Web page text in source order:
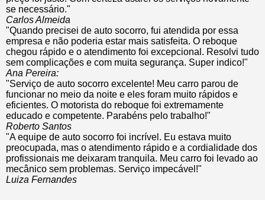
se necessário."
Carlos Almeida
"Quando precisei de auto socorro, fui atendida por essa
empresa e não poderia estar mais satisfeita. O reboque
chegou rápido e o atendimento foi excepcional. Resolvi tudo
sem complicações e com muita segurança. Super indico!"
Ana Pereira:
"Serviço de auto socorro excelente! Meu carro parou de
funcionar no meio da noite e eles foram muito rápidos e
eficientes. O motorista do reboque foi extremamente
educado e competente. Parabéns pelo trabalho!"
Roberto Santos
"A equipe de auto socorro foi incrível. Eu estava muito
preocupada, mas o atendimento rápido e a cordialidade dos
profissionais me deixaram tranquila. Meu carro foi levado ao
mecânico sem problemas. Serviço impecável!"
Luiza Fernandes